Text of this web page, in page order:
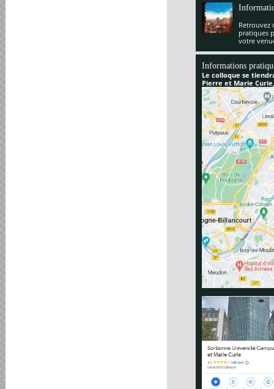
Retrouvez
pratiques
votre
Informations
Le colloque se
Pierre et Marie